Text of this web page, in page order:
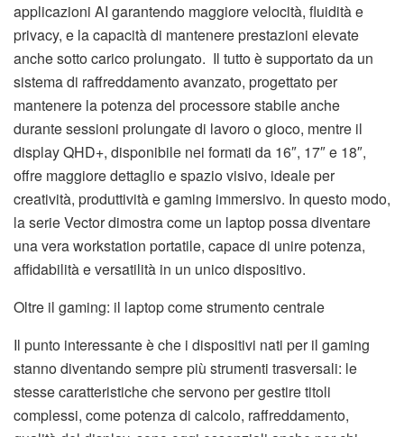
applicazioni AI garantendo maggiore velocità, fluidità e
privacy, e la capacità di mantenere prestazioni elevate
anche sotto carico prolungato. Il tutto è supportato da un
sistema di raffreddamento avanzato, progettato per
mantenere la potenza del processore stabile anche
durante sessioni prolungate di lavoro o gioco, mentre il
display QHD+, disponibile nei formati da 16″, 17″ e 18″,
offre maggiore dettaglio e spazio visivo, ideale per
creatività, produttività e gaming immersivo. In questo modo,
la serie Vector dimostra come un laptop possa diventare
una vera workstation portatile, capace di unire potenza,
affidabilità e versatilità in un unico dispositivo.
Oltre il gaming: il laptop come strumento centrale
Il punto interessante è che i dispositivi nati per il gaming
stanno diventando sempre più strumenti trasversali: le
stesse caratteristiche che servono per gestire titoli
complessi, come potenza di calcolo, raffreddamento,